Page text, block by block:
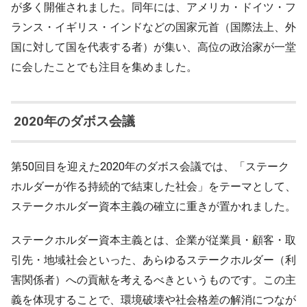
が多く開催されました。同年には、アメリカ・ドイツ・フ
ランス・イギリス・インドなどの国家元首（国際法上、外
国に対して国を代表する者）が集い、高位の政治家が一堂
に会したことでも注目を集めました。
2020年のダボス会議
第50回目を迎えた2020年のダボス会議では、「ステーク
ホルダーが作る持続的で結束した社会」をテーマとして、
ステークホルダー資本主義の確立に重きが置かれました。
ステークホルダー資本主義とは、企業が従業員・顧客・取
引先・地域社会といった、あらゆるステークホルダー（利
害関係者）への貢献を考えるべきというものです。この主
義を体現することで、環境破壊や社会格差の解消につなが